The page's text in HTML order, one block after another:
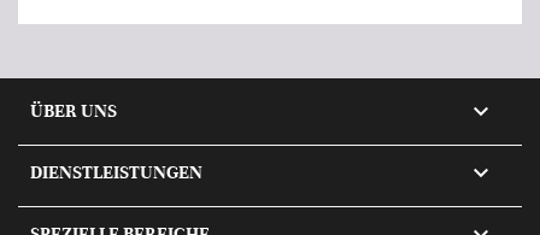
ÜBER UNS 
DIENSTLEISTUNGEN 